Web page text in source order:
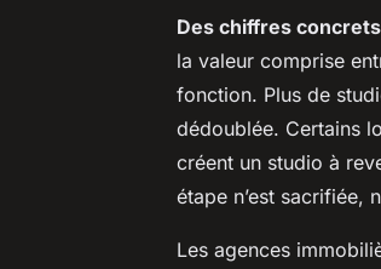
Des chiffres
la valeur comprise
fonction. Plus de
dédoublée. Certains
créent un studio à
étape n’est sacrifiée,
Les agences